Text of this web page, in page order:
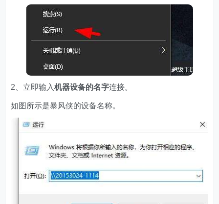
2、立即输入机器设备的名字连接。
如图所示是暴风侠的设备名称。